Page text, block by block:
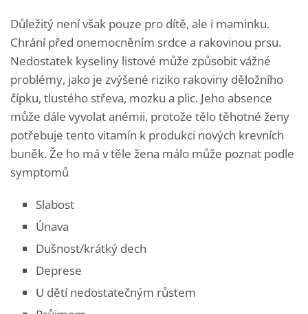
Důležitý není však pouze pro dítě, ale i maminku.
Chrání před onemocněním srdce a rakovinou prsu.
Nedostatek kyseliny listové může způsobit vážné
problémy, jako je zvýšené riziko rakoviny děložního
čípku, tlustého střeva, mozku a plic. Jeho absence
může dále vyvolat anémii, protože tělo těhotné ženy
potřebuje tento vitamín k produkci nových krevních
buněk. Že ho má v těle žena málo může poznat podle
symptomů
Slabost
Únava
Dušnost/krátký dech
Deprese
U dětí nedostatečným růstem